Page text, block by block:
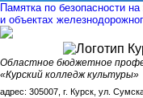
Памятка по безопасности
и объектах
Областное бюджетное
«Курский колледж культуры»
адрес: 305007, г. Курск, ул.